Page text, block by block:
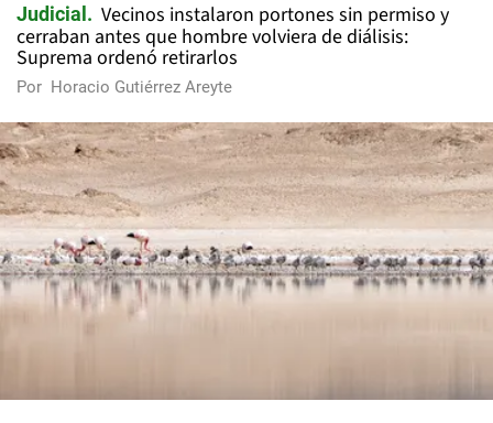
Judicial
Vecinos instalaron portones sin permiso y
cerraban antes que hombre volviera de diálisis:
Suprema ordenó retirarlos
Por Horacio Gutiérrez Areyte